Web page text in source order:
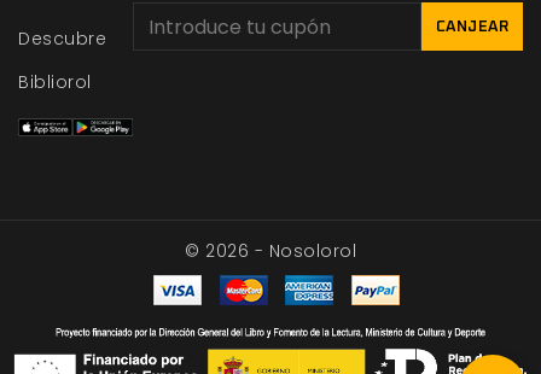
Descubre
Bibliorol
CANJEAR
© 2026 - Nosolorol